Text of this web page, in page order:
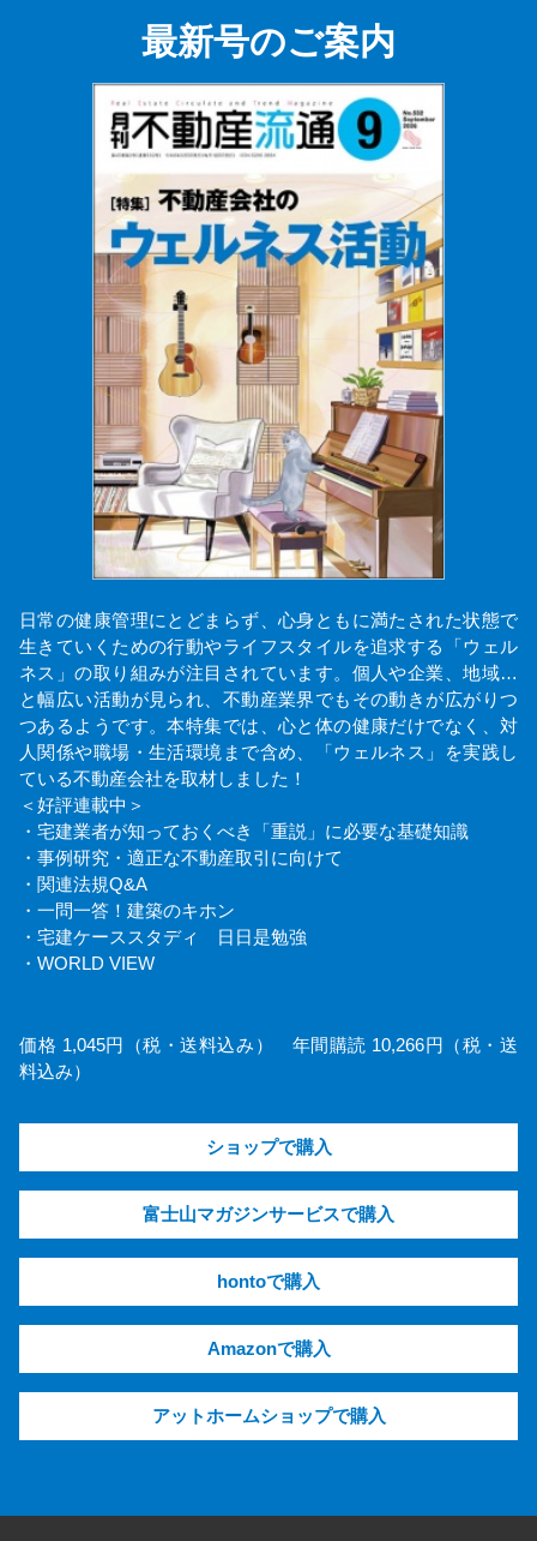
最新号のご案内
日常の健康管理にとどまらず、心身ともに満たされた状態で
生きていくための行動やライフスタイルを追求する「ウェル
ネス」の取り組みが注目されています。個人や企業、地域…
と幅広い活動が見られ、不動産業界でもその動きが広がりつ
つあるようです。本特集では、心と体の健康だけでなく、対
人関係や職場・生活環境まで含め、「ウェルネス」を実践し
ている不動産会社を取材しました！
＜好評連載中＞
・宅建業者が知っておくべき「重説」に必要な基礎知識
・事例研究・適正な不動産取引に向けて
・関連法規Q&A
・一問一答！建築のキホン
・宅建ケーススタディ 日日是勉強
・WORLD VIEW
価格 1,045円（税・送料込み） 年間購読 10,266円（税・送
料込み）
ショップで購入
富士山マガジンサービスで購入
hontoで購入
Amazonで購入
アットホームショップで購入